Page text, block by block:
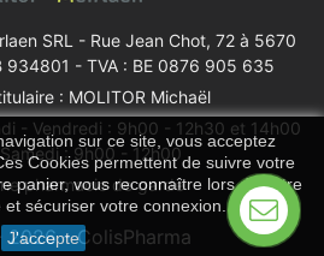
sur ce site, vous acceptez
Cookies permettent de suivre votre
panier, vous reconnaître lors de votre
sécuriser votre connexion.
J'accepte
SRL - Rue Jean Chot, 72 à 5670
934801 - TVA : BE 0876 905 635
: MOLITOR Michaël
- Vendredi : 9h00 - 12h30 et 14h00
: 9h00 - 12h00
pharmacie de garde
- ColisPharma